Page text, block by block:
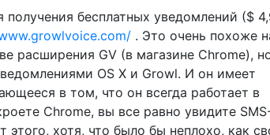
получения бесплатных уведомлений ($
. Это очень похоже
расширения GV (в магазине Chrome),
OS X и Growl. И он имеет
в том, что он всегда работает в
Chrome, вы все равно увидите
этого, хотя, что было бы неплохо, как